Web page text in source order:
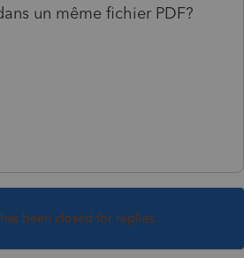
un même fichier PDF?
been closed for replies.